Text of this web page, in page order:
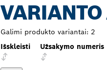
Galimi produkto variantai: 2
Išskleisti
Užsakymo numeris